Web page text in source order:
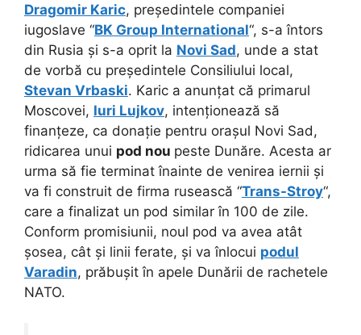
Dragomir Karic, președintele companiei
iugoslave “BK Group International“, s-a întors
din Rusia și s-a oprit la Novi Sad, unde a stat
de vorbă cu președintele Consiliului local,
Stevan Vrbaski. Karic a anunțat că primarul
Moscovei, Iuri Lujkov, intenționează să
finanțeze, ca donație pentru orașul Novi Sad,
ridicarea unui pod nou peste Dunăre. Acesta ar
urma să fie terminat înainte de venirea iernii și
va fi construit de firma rusească “Trans-Stroy“,
care a finalizat un pod similar în 100 de zile.
Conform promisiunii, noul pod va avea atât
șosea, cât și linii ferate, și va înlocui podul
Varadin, prăbușit în apele Dunării de rachetele
NATO.